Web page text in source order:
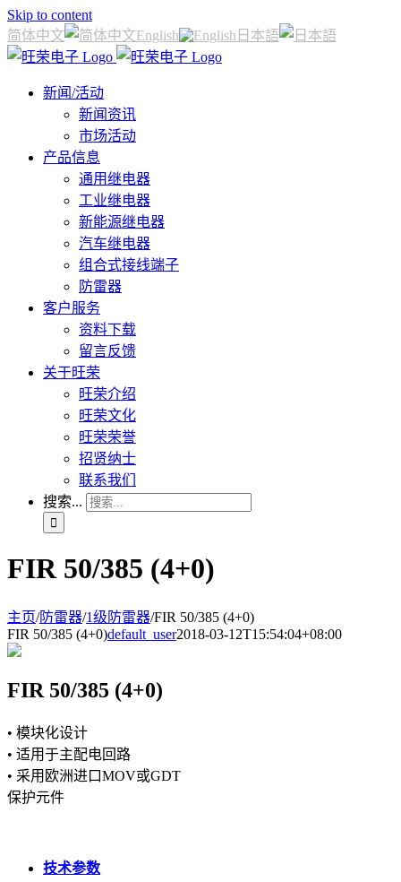
Skip to content
简体中文
English 日本語
新闻/活动
新闻资讯
市场活动
产品信息
通用继电器
工业继电器
新能源继电器
汽车继电器
组合式接线端子
防雷器
客户服务
资料下载
留言反馈
关于旺荣
旺荣介绍
旺荣文化
旺荣荣誉
招贤纳士
联系我们
搜索...
FIR 50/385 (4+0)
主页/防雷器/1级防雷器/FIR 50/385 (4+0)
FIR 50/385 (4+0)default_user2018-03-12T15:54:04+08:00
FIR 50/385 (4+0)
• 模块化设计
• 适用于主配电回路
• 采用欧洲进口MOV或GDT
保护元件
技术参数